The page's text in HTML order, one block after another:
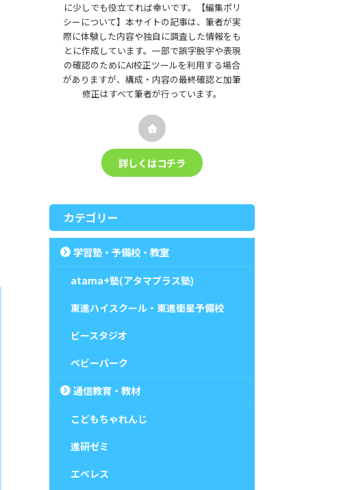
に少しでも役立てれば幸いです。【編集ポリ
シーについて】本サイトの記事は、筆者が実
際に体験した内容や独自に調査した情報をも
とに作成しています。一部で誤字脱字や表現
の確認のためにAI校正ツールを利用する場合
がありますが、構成・内容の最終確認と加筆
修正はすべて筆者が行っています。
詳しくはコチラ
カテゴリー
学習塾・予備校・教室
atama+塾(アタマプラス塾)
東進ハイスクール・東進衛星予備校
ビースタジオ
ベビーパーク
通信教育・教材
こどもちゃれんじ
進研ゼミ
エベレス